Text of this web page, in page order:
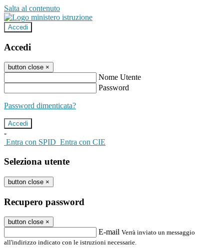
Salta al contenuto
Accedi
Accedi
button close ×
Nome Utente
Password
Password dimenticata?
-
Entra con SPID Entra con CIE
Seleziona utente
button close ×
Recupero password
button close ×
E-mail Verrà inviato un messaggio
all'indirizzo indicato con le istruzioni necessarie.